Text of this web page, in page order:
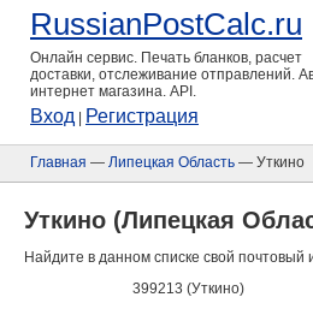
RussianPostCalc.ru
Онлайн сервис. Печать бланков, расчет
доставки, отслеживание отправлений.
интернет магазина. API.
Вход Регистрация
Главная — Липецкая Область — Уткино
Уткино (Липецкая
Найдите в данном списке свой почтовый
399213 (Уткино)